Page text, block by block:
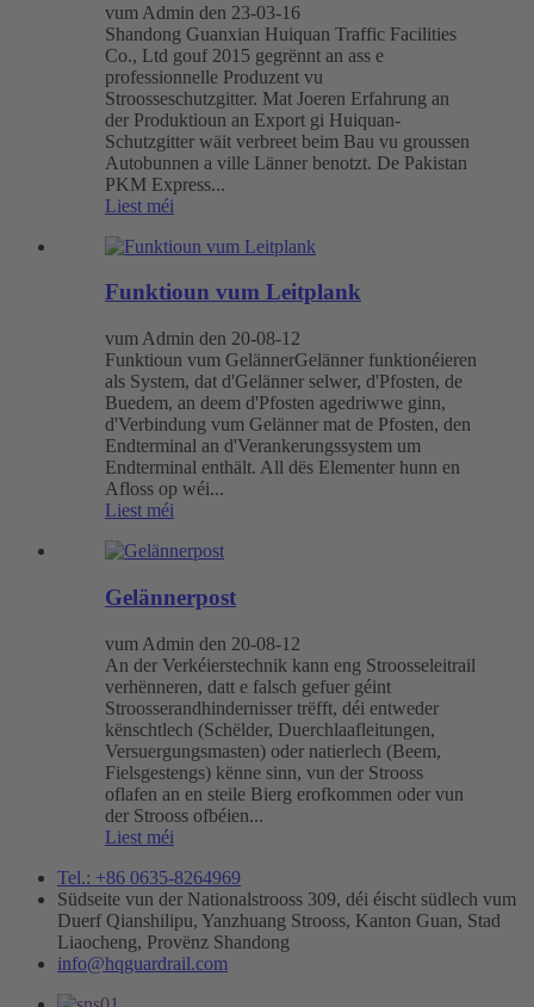
vum Admin den 23-03-16
Shandong Guanxian Huiquan Traffic Facilities
Co., Ltd gouf 2015 gegrënnt an ass e
professionnelle Produzent vu
Stroosseschutzgitter. Mat Joeren Erfahrung an
der Produktioun an Export gi Huiquan-
Schutzgitter wäit verbreet beim Bau vu groussen
Autobunnen a ville Länner benotzt. De Pakistan
PKM Express...
Liest méi
Funktioun vum Leitplank
vum Admin den 20-08-12
Funktioun vum GelännerGelänner funktionéieren
als System, dat d'Gelänner selwer, d'Pfosten, de
Buedem, an deem d'Pfosten agedriwwe ginn,
d'Verbindung vum Gelänner mat de Pfosten, den
Endterminal an d'Verankerungssystem um
Endterminal enthält. All dës Elementer hunn en
Afloss op wéi...
Liest méi
Gelännerpost
vum Admin den 20-08-12
An der Verkéierstechnik kann eng Stroosseleitrail
verhënneren, datt e falsch gefuer géint
Stroosserandhindernisser trëfft, déi entweder
kënschtlech (Schëlder, Duerchlaafleitungen,
Versuergungsmasten) oder natierlech (Beem,
Fielsgestengs) kënne sinn, vun der Strooss
oflafen an en steile Bierg erofkommen oder vun
der Strooss ofbéien...
Liest méi
Tel.: +86 0635-8264969
Südseite vun der Nationalstrooss 309, déi éischt südlech vum
Duerf Qianshilipu, Yanzhuang Strooss, Kanton Guan, Stad
Liaocheng, Provënz Shandong
info@hqguardrail.com